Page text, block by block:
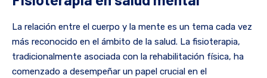
La relación entre el cuerpo y la mente es un tema cada vez
más reconocido en el ámbito de la salud. La fisioterapia,
tradicionalmente asociada con la rehabilitación física, ha
comenzado a desempeñar un papel crucial en el